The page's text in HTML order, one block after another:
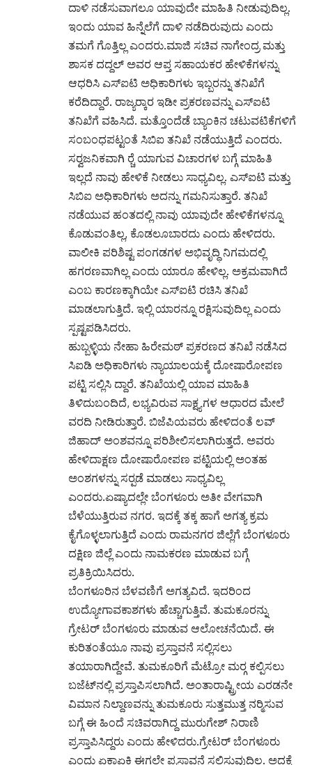
ದಾಳಿ ನಡೆಸುವಾಗಲೂ ಯಾವುದೇ ಮಾಹಿತಿ ನೀಡುವುದಿಲ್ಲ.
ಇಂದು ಯಾವ ಹಿನ್ನೆಲೆಗೆ ದಾಳಿ ನಡೆದಿರುವುದು ಎಂದು
ತಮಗೆ ಗೊತ್ತಿಲ್ಲ ಎಂದರು.ಮಾಜಿ ಸಚಿವ ನಾಗೇಂದ್ರ ಮತ್ತು
ಶಾಸಕ ದದ್ದಲ್‌ ಅವರ ಆಪ್ತ ಸಹಾಯಕರ ಹೇಳಿಕೆಗಳನ್ನು
ಆಧರಿಸಿ ಎಸ್‌‍ಐಟಿ ಅಧಿಕಾರಿಗಳು ಇಬ್ಬರನ್ನು ತನಿಖೆಗೆ
ಕರೆದಿದ್ದಾರೆ. ರಾಜ್ಯರ‍್ಕಾರ ಇಡೀ ಪ್ರಕರಣವನ್ನು ಎಸ್‌‍ಐಟಿ
ತನಿಖೆಗೆ ವಹಿಸಿದೆ. ಮತ್ತೊಂದೆಡೆ ಬ್ಯಾಂಕಿನ ಚಟುವಟಿಕೆಗಳಿಗೆ
ಸಂಬಂಧಪಟ್ಟಂತೆ ಸಿಬಿಐ ತನಿಖೆ ನಡೆಯುತ್ತಿದೆ ಎಂದರು.
ಸರ‍್ವಜನಿಕವಾಗಿ ರ‍್ಚೆ ಯಾಗುವ ವಿಚಾರಗಳ ಬಗ್ಗೆ ಮಾಹಿತಿ
ಇಲ್ಲದೆ ನಾವು ಹೇಳಿಕೆ ನೀಡಲು ಸಾಧ್ಯವಿಲ್ಲ. ಎಸ್‌‍ಐಟಿ ಮತ್ತು
ಸಿಬಿಐ ಅಧಿಕಾರಿಗಳು ಅದನ್ನು ಗಮನಿಸುತ್ತಾರೆ. ತನಿಖೆ
ನಡೆಯುವ ಹಂತದಲ್ಲಿ ನಾವು ಯಾವುದೇ ಹೇಳಿಕೆಗಳನ್ನೂ
ಕೊಡುವಂತಿಲ್ಲ, ಕೊಡಲೂಬಾರದು ಎಂದು ಹೇಳಿದರು.
ವಾಲೀಕಿ ಪರಿಶಿಷ್ಟ ಪಂಗಡಗಳ ಅಭಿವೃದ್ಧಿ ನಿಗಮದಲ್ಲಿ
ಹಗರಣವಾಗಿಲ್ಲ ಎಂದು ಯಾರೂ ಹೇಳಿಲ್ಲ. ಅಕ್ರಮವಾಗಿದೆ
ಎಂಬ ಕಾರಣಕ್ಕಾಗಿಯೇ ಎಸ್‌‍ಐಟಿ ರಚಿಸಿ ತನಿಖೆ
ಮಾಡಲಾಗುತ್ತಿದೆ. ಇಲ್ಲಿ ಯಾರನ್ನೂ ರಕ್ಷಿಸುವುದಿಲ್ಲ ಎಂದು
ಸ್ಪಷ್ಟಪಡಿಸಿದರು.
ಹುಬ್ಬಳ್ಳಿಯ ನೇಹಾ ಹಿರೇಮಠ್‌ ಪ್ರಕರಣದ ತನಿಖೆ ನಡೆಸಿದ
ಸಿಐಡಿ ಅಧಿಕಾರಿಗಳು ನ್ಯಾಯಾಲಯಕ್ಕೆ ದೋಷಾರೋಪಣ
ಪಟ್ಟಿ ಸಲ್ಲಿಸಿ ದ್ದಾರೆ. ತನಿಖೆಯಲ್ಲಿ ಯಾವ ಮಾಹಿತಿ
ತಿಳಿದುಬಂದಿದೆ, ಲಭ್ಯವಿರುವ ಸಾಕ್ಷ್ಯಗಳ ಆಧಾರದ ಮೇಲೆ
ವರದಿ ನೀಡಿರುತ್ತಾರೆ. ಬಿಜೆಪಿಯವರು ಹೇಳಿದಂತೆ ಲವ್‌
ಜಿಹಾದ್‌ ಅಂಶವನ್ನೂ ಪರಿಶೀಲಿಸಲಾಗಿರುತ್ತದೆ. ಅವರು
ಹೇಳಿದಾಕ್ಷಣ ದೋಷಾರೋಪಣ ಪಟ್ಟಿಯಲ್ಲಿ ಅಂತಹ
ಅಂಶಗಳನ್ನು ಸರ‍್ಪಡೆ ಮಾಡಲು ಸಾಧ್ಯವಿಲ್ಲ
ಎಂದರು.ಏಷ್ಯಾದಲ್ಲೇ ಬೆಂಗಳೂರು ಅತೀ ವೇಗವಾಗಿ
ಬೆಳೆಯುತ್ತಿರುವ ನಗರ. ಇದಕ್ಕೆ ತಕ್ಕ ಹಾಗೆ ಅಗತ್ಯ ಕ್ರಮ
ಕೈಗೊಳ್ಳಲಾಗುತ್ತಿದೆ ಎಂದು ರಾಮನಗರ ಜಿಲ್ಲೆಗೆ ಬೆಂಗಳೂರು
ದಕ್ಷಿಣ ಜಿಲ್ಲೆ ಎಂದು ನಾಮಕರಣ ಮಾಡುವ ಬಗ್ಗೆ
ಪ್ರತಿಕ್ರಿಯಿಸಿದರು.
ಬೆಂಗಳೂರಿನ ಬೆಳವಣಿಗೆ ಅಗತ್ಯವಿದೆ. ಇದರಿಂದ
ಉದ್ಯೋಗಾವಕಾಶಗಳು ಹೆಚ್ಚಾಗುತ್ತಿವೆ. ತುಮಕೂರನ್ನು
ಗ್ರೇಟರ್‌ ಬೆಂಗಳೂರು ಮಾಡುವ ಆಲೋಚನೆಯಿದೆ. ಈ
ಕುರಿತಂತೆಯೂ ನಾವು ಪ್ರಸ್ತಾವನೆ ಸಲ್ಲಿಸಲು
ತಯಾರಾಗಿದ್ದೇವೆ. ತುಮಕೂರಿಗೆ ಮೆಟ್ರೋ ಮರ‍್ಗ ಕಲ್ಪಿಸಲು
ಬಜೆಟ್‌ನಲ್ಲಿ ಪ್ರಸ್ತಾಪಿಸಲಾಗಿದೆ. ಅಂತಾರಾಷ್ಟ್ರೀಯ ಎರಡನೇ
ವಿಮಾನ ನಿಲ್ದಾಣವನ್ನು ತುಮಕೂರು ಸುತ್ತಮುತ್ತ ನರ‍್ಮಿಸುವ
ಬಗ್ಗೆ ಈ ಹಿಂದೆ ಸಚಿವರಾಗಿದ್ದ ಮುರುಗೇಶ್‌ ನಿರಾಣಿ
ಪ್ರಸ್ತಾಪಿಸಿದ್ದರು ಎಂದು ಹೇಳಿದರು.ಗ್ರೇಟರ್‌ ಬೆಂಗಳೂರು
ಎಂದು ಏಕಾಏಕಿ ಈಗಲೇ ಪ್ರಸ್ತಾವನೆ ಸಲ್ಲಿಸುವುದಿಲ್ಲ. ಅದಕ್ಕೆ